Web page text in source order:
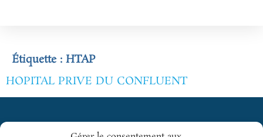
Étiquette : HTAP
HOPITAL PRIVE DU CONFLUENT